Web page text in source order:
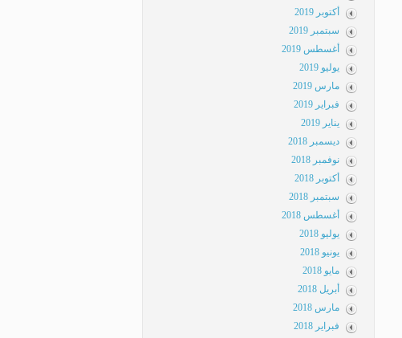
أكتوبر 2019
سبتمبر 2019
أغسطس 2019
يوليو 2019
مارس 2019
فبراير 2019
يناير 2019
ديسمبر 2018
نوفمبر 2018
أكتوبر 2018
سبتمبر 2018
أغسطس 2018
يوليو 2018
يونيو 2018
مايو 2018
أبريل 2018
مارس 2018
فبراير 2018